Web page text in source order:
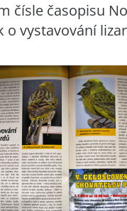
čísle časopisu
o vystavování